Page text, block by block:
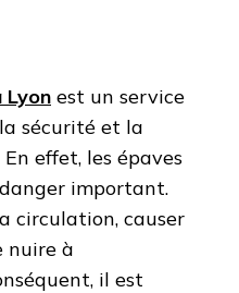
Lyon est un service
sécurité et la
effet, les épaves
important.
circulation, causer
nuire à
il est